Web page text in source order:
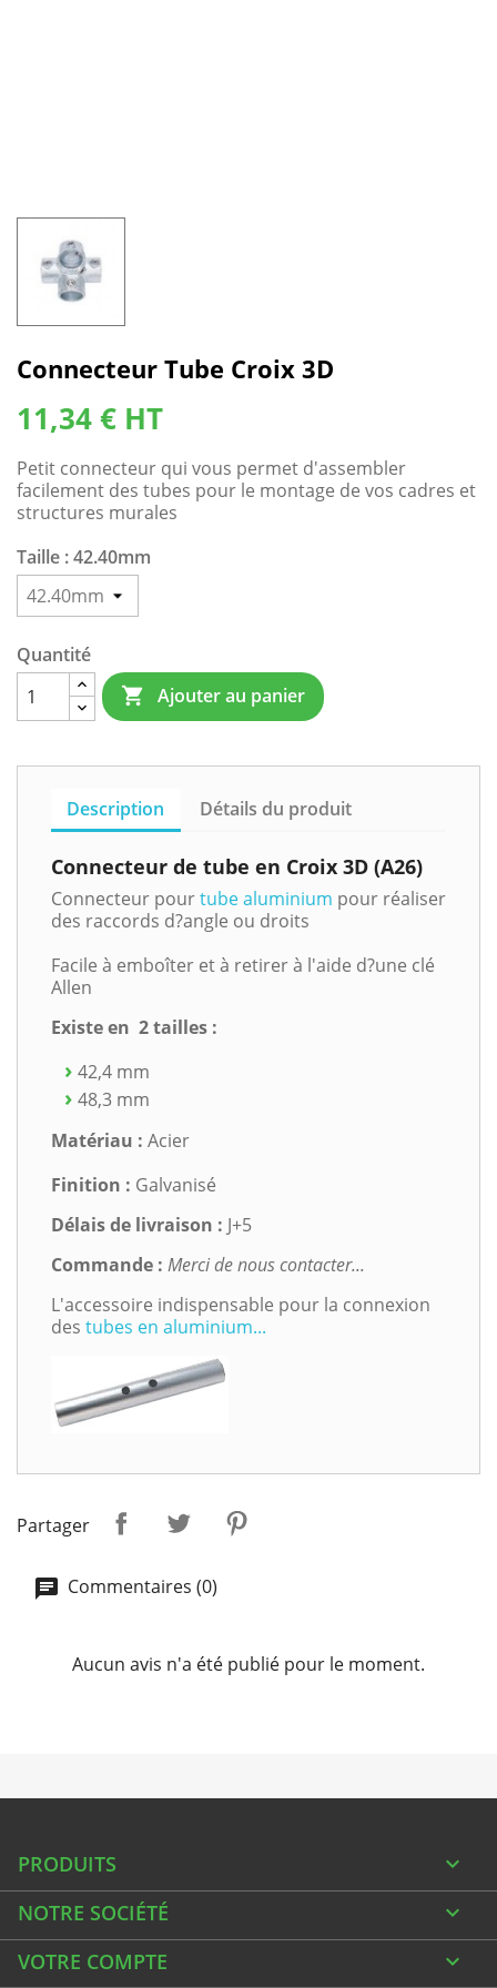
Connecteur Tube Croix 3D
11,34 € HT
Petit connecteur qui vous permet d'assembler
facilement des tubes pour le montage de vos cadres et
structures murales
Taille : 42.40mm
Quantité
 Ajouter au panier
Description Détails du produit
Connecteur de tube en Croix 3D (A26)
Connecteur pourtube aluminium pour réaliser
des raccords d?angle ou droits
Facile à emboîter et à retirer à l'aide d?une clé
Allen
Existe en 2 tailles :
42,4 mm
48,3 mm
Matériau : Acier
Finition : Galvanisé
Délais de livraison : J+5
Commande : Merci de nous contacter...
L'accessoire indispensable pour la connexion
des tubes en aluminium...
Partager
Commentaires (0)
Aucun avis n'a été publié pour le moment.
PRODUITS

NOTRE SOCIÉTÉ

VOTRE COMPTE
